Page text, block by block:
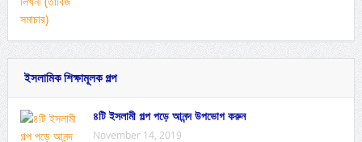
ইসলামিক শিক্ষামূলক গল্প
৪টি ইসলামী গল্প পড়ে আনন্দ উপভোগ করুন
November 14, 2019